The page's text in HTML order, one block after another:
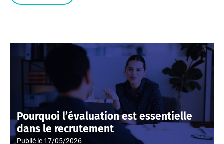
Pourquoi l’évaluation est essentielle
dans le recrutement
Publié le 17/05/2026